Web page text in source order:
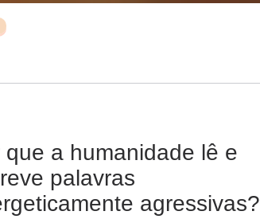
que a humanidade lê e
palavras
agressivas?